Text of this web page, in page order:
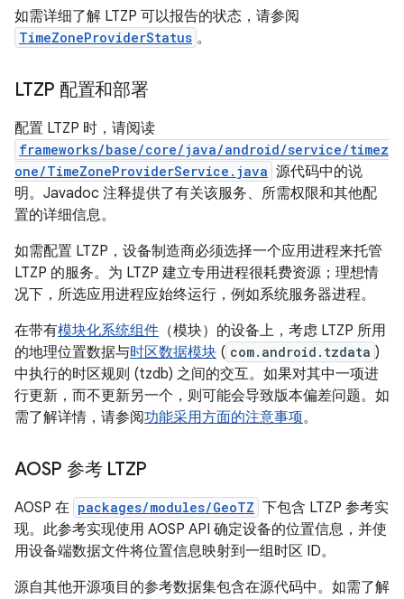
如需详细了解 LTZP 可以报告的状态，请参阅
TimeZoneProviderStatus 。
LTZP 配置和部署
配置 LTZP 时，请阅读
frameworks/base/core/java/android/service/timez
one/TimeZoneProviderService.java 源代码中的说
明。Javadoc 注释提供了有关该服务、所需权限和其他配
置的详细信息。
如需配置 LTZP，设备制造商必须选择一个应用进程来托管
LTZP 的服务。为 LTZP 建立专用进程很耗费资源；理想情
况下，所选应用进程应始终运行，例如系统服务器进程。
在带有模块化系统组件 （模块）的设备上，考虑 LTZP 所用
的地理位置数据与时区数据模块 ( com.android.tzdata )
中执行的时区规则 (tzdb) 之间的交互。如果对其中一项进
行更新，而不更新另一个，则可能会导致版本偏差问题。如
需了解详情，请参阅功能采用方面的注意事项。
AOSP 参考 LTZP
AOSP 在 packages/modules/GeoTZ 下包含 LTZP 参考实
现。此参考实现使用 AOSP API 确定设备的位置信息，并使
用设备端数据文件将位置信息映射到一组时区 ID。
源自其他开源项目的参考数据集包含在源代码中。如需了解